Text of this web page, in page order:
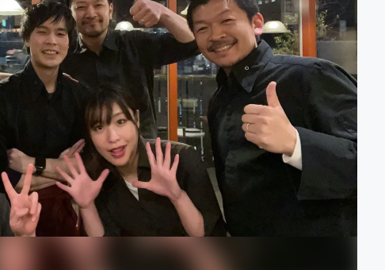
チャレンジ ビューテ
性化
CAMPFIRE for Social Good
CAMPFIRE
CAMPFIREふるさと納税machi-ya コミュニ